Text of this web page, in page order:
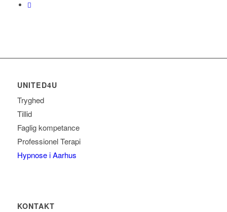
UNITED4U
Tryghed
Tillid
Faglig kompetance
Professionel Terapi
Hypnose i Aarhus
KONTAKT